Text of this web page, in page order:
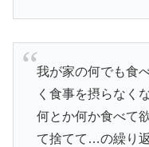
我が家の何でも食
く食事を摂らなく
何とか何か食べて
て捨てて…の繰り返